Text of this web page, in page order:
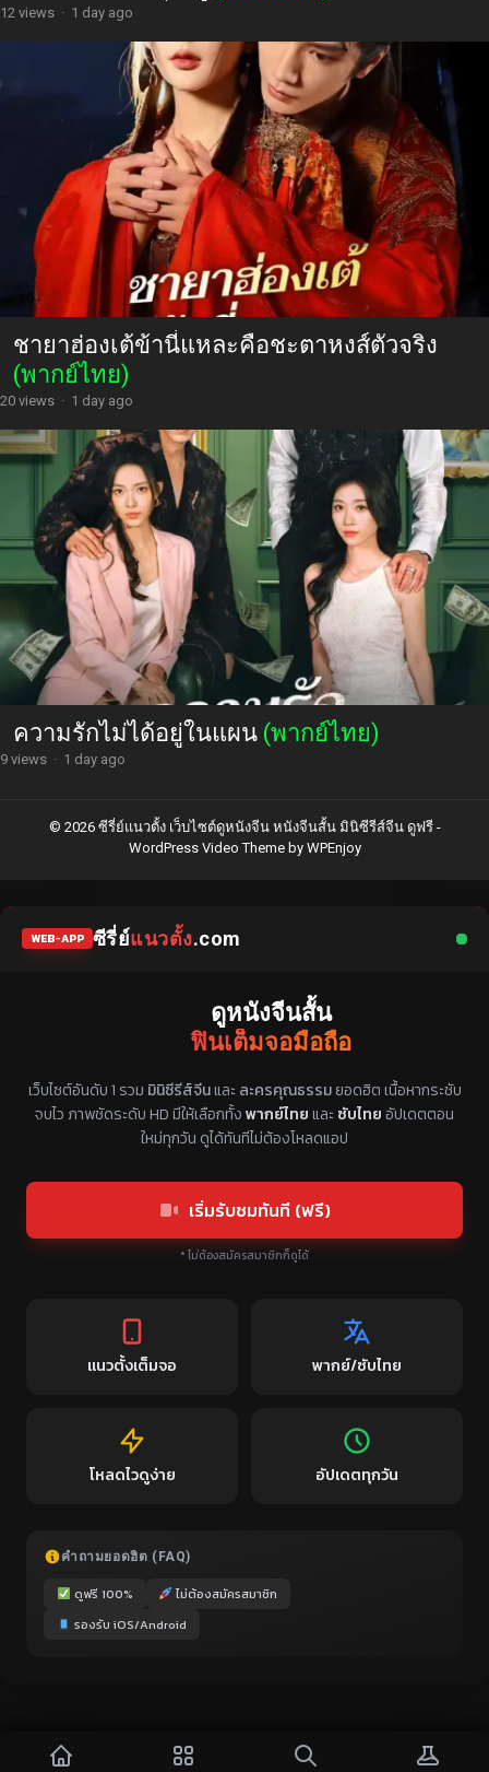
12 views · 1 day ago
ชายาฮ่องเต้ข้านี่แหละคือชะตาหงส์ตัวจริง
(พากย์ไทย)
20 views · 1 day ago
ความรักไม่ได้อยู่ในแผน (พากย์ไทย)
9 views · 1 day ago
© 2026 ซีรี่ย์แนวตั้ง เว็บไซต์ดูหนังจีน หนังจีนสั้น มินิซีรีส์จีน ดูฟรี -
WordPress Video Themeby WPEnjoy
WEB-APP ซีรี่ย์แนวตั้ง.com
ดูหนังจีนสั้น
ฟินเต็มจอมือถือ
เว็บไซต์อันดับ 1 รวม มินิซีรีส์จีนและ ละครคุณธรรมยอดฮิต เนื้อหากระชับ
จบไว ภาพชัดระดับ HD มีให้เลือกทั้งพากย์ไทยและ ซับไทยอัปเดตตอน
ใหม่ทุกวัน ดูได้ทันทีไม่ต้องโหลดแอป
เริ่มรับชมทันที (ฟรี)
* ไม่ต้องสมัครสมาชิกก็ดูได้
แนวตั้งเต็มจอ พากย์/ซับไทย
โหลดไวดูง่าย อัปเดตทุกวัน
คำถามยอดฮิต (FAQ)
ดูฟรี 100%
ไม่ต้องสมัครสมาชิก
รองรับ iOS/Android